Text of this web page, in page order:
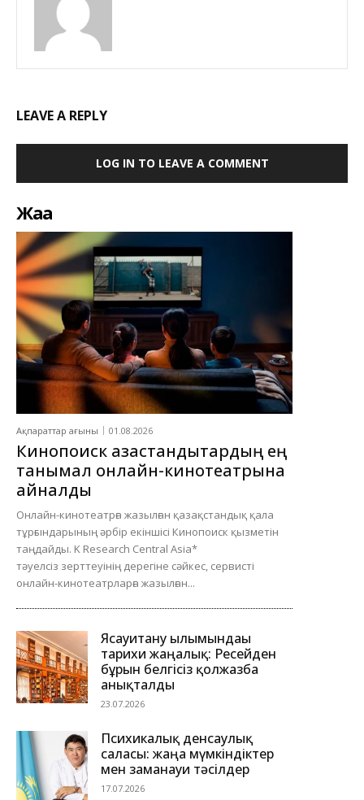
LEAVE A REPLY
LOG IN TO LEAVE A COMMENT
Жаңа
Ақпараттар ағыны 01.08.2026
Кинопоиск қазақстандықтардың ең
танымал онлайн-кинотеатрына
айналды
Онлайн-кинотеатрға жазылған қазақстандық қала
тұрғындарының әрбір екіншісі Кинопоиск қызметін
таңдайды. K Research Central Asia*
тәуелсіз зерттеуінің дерегіне сәйкес, сервисті
онлайн-кинотеатрларға жазылған...
Ясауитану ғылымындағы
тарихи жаңалық: Ресейден
бұрын белгісіз қолжазба
анықталды
23.07.2026
Психикалық денсаулық
саласы: жаңа мүмкіндіктер
мен заманауи тәсілдер
17.07.2026